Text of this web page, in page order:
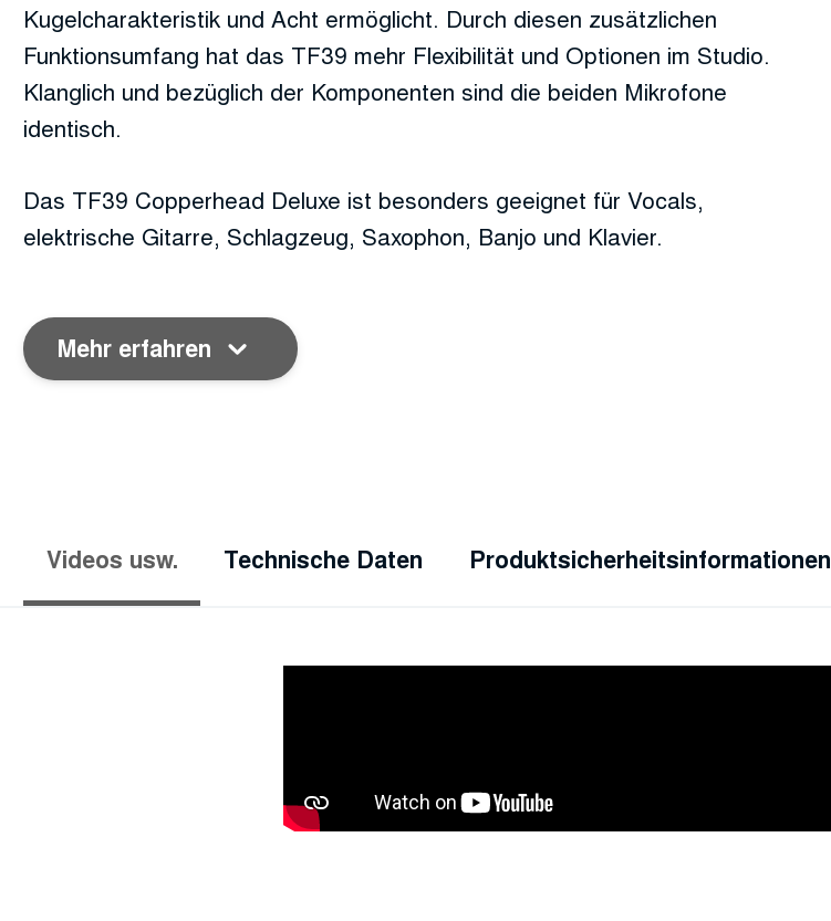
Kugelcharakteristik und Acht ermöglicht. Durch diesen zusätzlichen
Funktionsumfang hat das TF39 mehr Flexibilität und Optionen im Studio.
Klanglich und bezüglich der Komponenten sind die beiden Mikrofone
identisch.
Das TF39 Copperhead Deluxe ist besonders geeignet für Vocals,
elektrische Gitarre, Schlagzeug, Saxophon, Banjo und Klavier.
Mehr erfahren
Videos usw. Technische Daten Produktsicherheitsinformationen